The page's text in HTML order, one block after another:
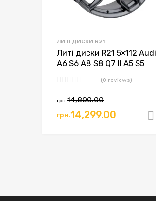
ЛИТІ ДИСКИ R21
Литі диски R21 5×112 Audi
A6 S6 A8 S8 Q7 II A5 S5
(0 reviews)
грн.14,800.00
грн.14,299.00